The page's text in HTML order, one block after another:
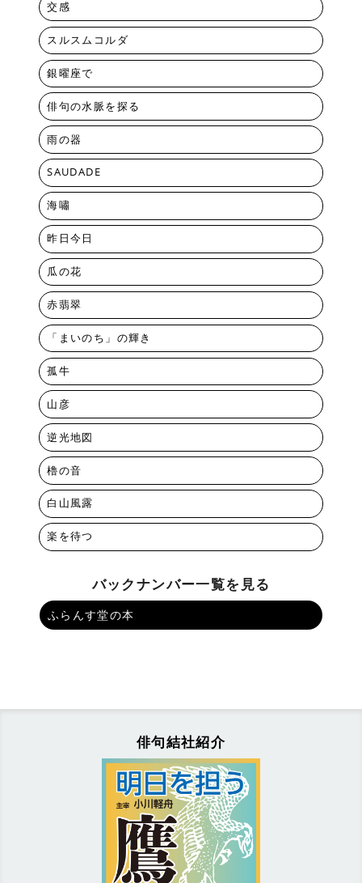
交感
スルスムコルダ
銀曜座で
俳句の水脈を探る
雨の器
SAUDADE
海嘯
昨日今日
瓜の花
赤翡翠
「まいのち」の輝き
孤牛
山彦
逆光地図
櫓の音
白山風露
楽を待つ
バックナンバー一覧を見る
ふらんす堂の本
俳句結社紹介